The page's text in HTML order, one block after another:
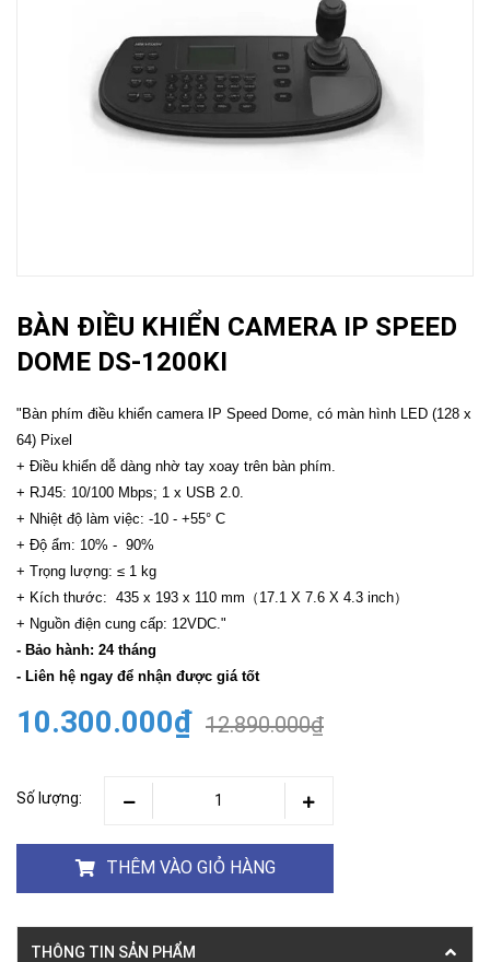
BÀN ĐIỀU KHIỂN CAMERA IP SPEED
DOME DS-1200KI
"Bàn phím điều khiển camera IP Speed Dome, có màn hình LED (128 x
64) Pixel
+ Điều khiển dễ dàng nhờ tay xoay trên bàn phím.
+ RJ45: 10/100 Mbps; 1 x USB 2.0.
+ Nhiệt độ làm việc: -10 - +55° C
+ Độ ẩm: 10% - 90%
+ Trọng lượng: ≤ 1 kg
+ Kích thước: 435 x 193 x 110 mm（17.1 X 7.6 X 4.3 inch）
+ Nguồn điện cung cấp: 12VDC."
- Bảo hành: 24 tháng
- Liên hệ ngay để nhận được giá tốt
10.300.000₫ 12.890.000₫
Số lượng:
THÊM VÀO GIỎ HÀNG
THÔNG TIN SẢN PHẨM